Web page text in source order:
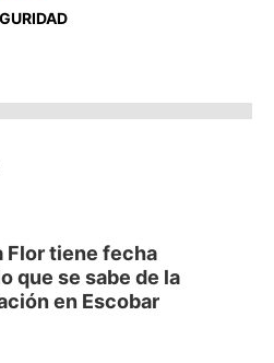
Flor tiene fecha
que se sabe de la
en Escobar